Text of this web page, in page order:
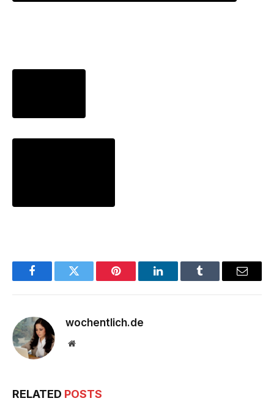
FacebookTwitter Pinterest LinkedInTumblr Email
wochentlich.de
Website
RELATED POSTS